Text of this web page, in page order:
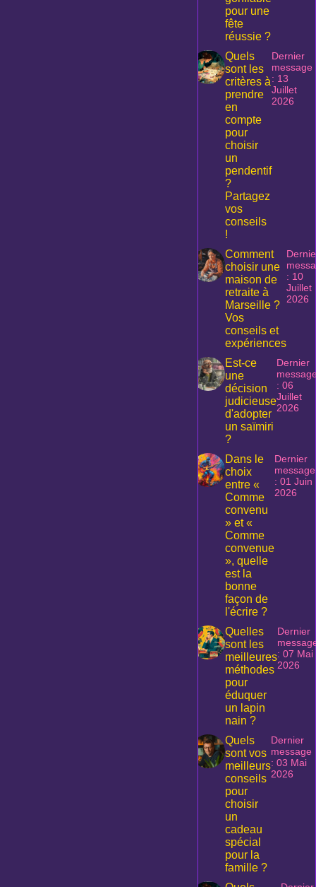
pour une
fête
réussie ?
Quels
sont les
critères à
prendre
en
compte
pour
choisir
un
pendentif
?
Partagez
vos
conseils
!
Dernier
message
: 13
Juillet
2026
Comment
choisir une
maison de
retraite à
Marseille ?
Vos
conseils et
expériences
: 10
Juillet
2026
Est-ce
une
décision
judicieuse
d'adopter
un saïmiri
?
Dernier
: 06
Juillet
2026
Dans le
choix
entre «
Comme
convenu
» et «
Comme
convenue
», quelle
est la
bonne
façon de
l'écrire ?
Dernier
message
: 01 Juin
2026
Quelles
sont les
meilleures
méthodes
pour
éduquer
un lapin
nain ?
Dernier
: 07 Mai
2026
Quels
sont vos
meilleurs
conseils
pour
choisir
un
cadeau
spécial
pour la
famille ?
Dernier
message
: 03 Mai
2026